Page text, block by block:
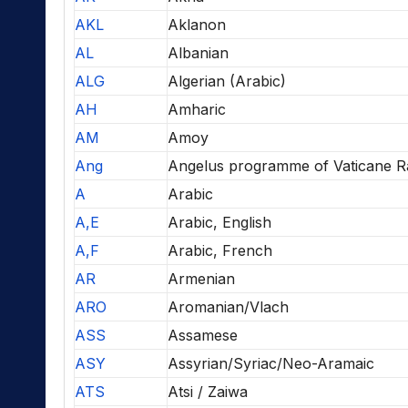
AKL
Aklanon
AL
Albanian
ALG
Algerian (Arabic)
AH
Amharic
AM
Amoy
Ang
Angelus programme of Vaticane
A
Arabic
A,E
Arabic, English
A,F
Arabic, French
AR
Armenian
ARO
Aromanian/Vlach
ASS
Assamese
ASY
Assyrian/Syriac/Neo-Aramaic
ATS
Atsi / Zaiwa